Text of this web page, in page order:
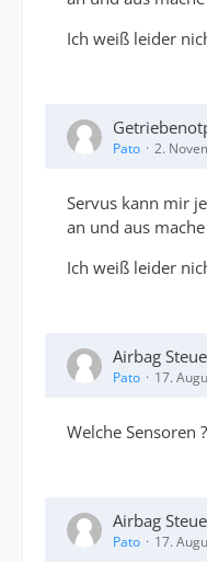
Ich weiß leider
Pato 2.
Servus kann mir
an und aus
Ich weiß leider
Airbag
Pato 17.
Welche Sensoren ?
Airbag
Pato 17.